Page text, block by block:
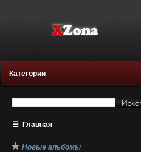
Категории
☰ Главная
★ Новые альбомы